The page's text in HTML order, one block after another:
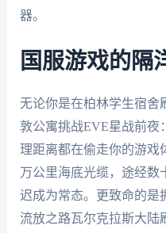
器。
国服游戏的隔
无论你是在柏林学生宿舍
敦公寓挑战EVE星战前夜
理距离都在偷走你的游戏
万公里海底光缆，途经数
迟成为常态。更致命的是
流放之路瓦尔克拉斯大陆